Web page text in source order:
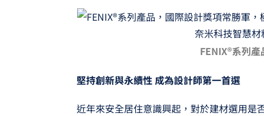
FENIX®系列產
堅持創新與永續性 成為設計師第一首選
近年來安全居住意識興起，對於建材選用是